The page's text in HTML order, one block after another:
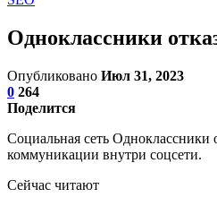
Одноклассники
Опубликовано Июл 31, 2023
0 264
Поделится
Социальная сеть Одноклассники
коммуникации внутри соцсети.
Сейчас читают